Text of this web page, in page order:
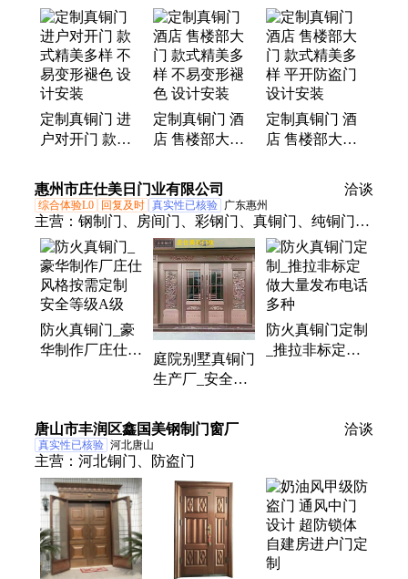
定制真铜门 进
户对开门 款式
变形褪色 设计
安装
定制真铜门 酒
店 售楼部大门
不易变形褪色
设计安装
定制真铜门 酒
店 售楼部大门
平开防盗门 设
计安装
惠州市庄仕美日门业有限公司 洽谈
综合体验L0 回复及时 真实性已核验 广东惠州
主营： 钢制门、房间门、彩钢门、真铜门、纯铜门、
仿铜门、大铜门、全铜门、小区铜门、防盗铜门、铜
门门业、庄仕铜门、铜大门、宿舍门、室内门、钢质
门、铝艺门、防火门、转印门、入户门、防盗门、复
合门、教室门、自建房间门
防火真铜门_豪
华制作厂庄仕
庭院别墅真铜门
生产厂_安全等
开仿铜入户门
防火真铜门定制
_推拉非标定做
唐山市丰润区鑫国美钢制门窗厂 洽谈
真实性已核验 河北唐山
主营： 河北铜门、防盗门